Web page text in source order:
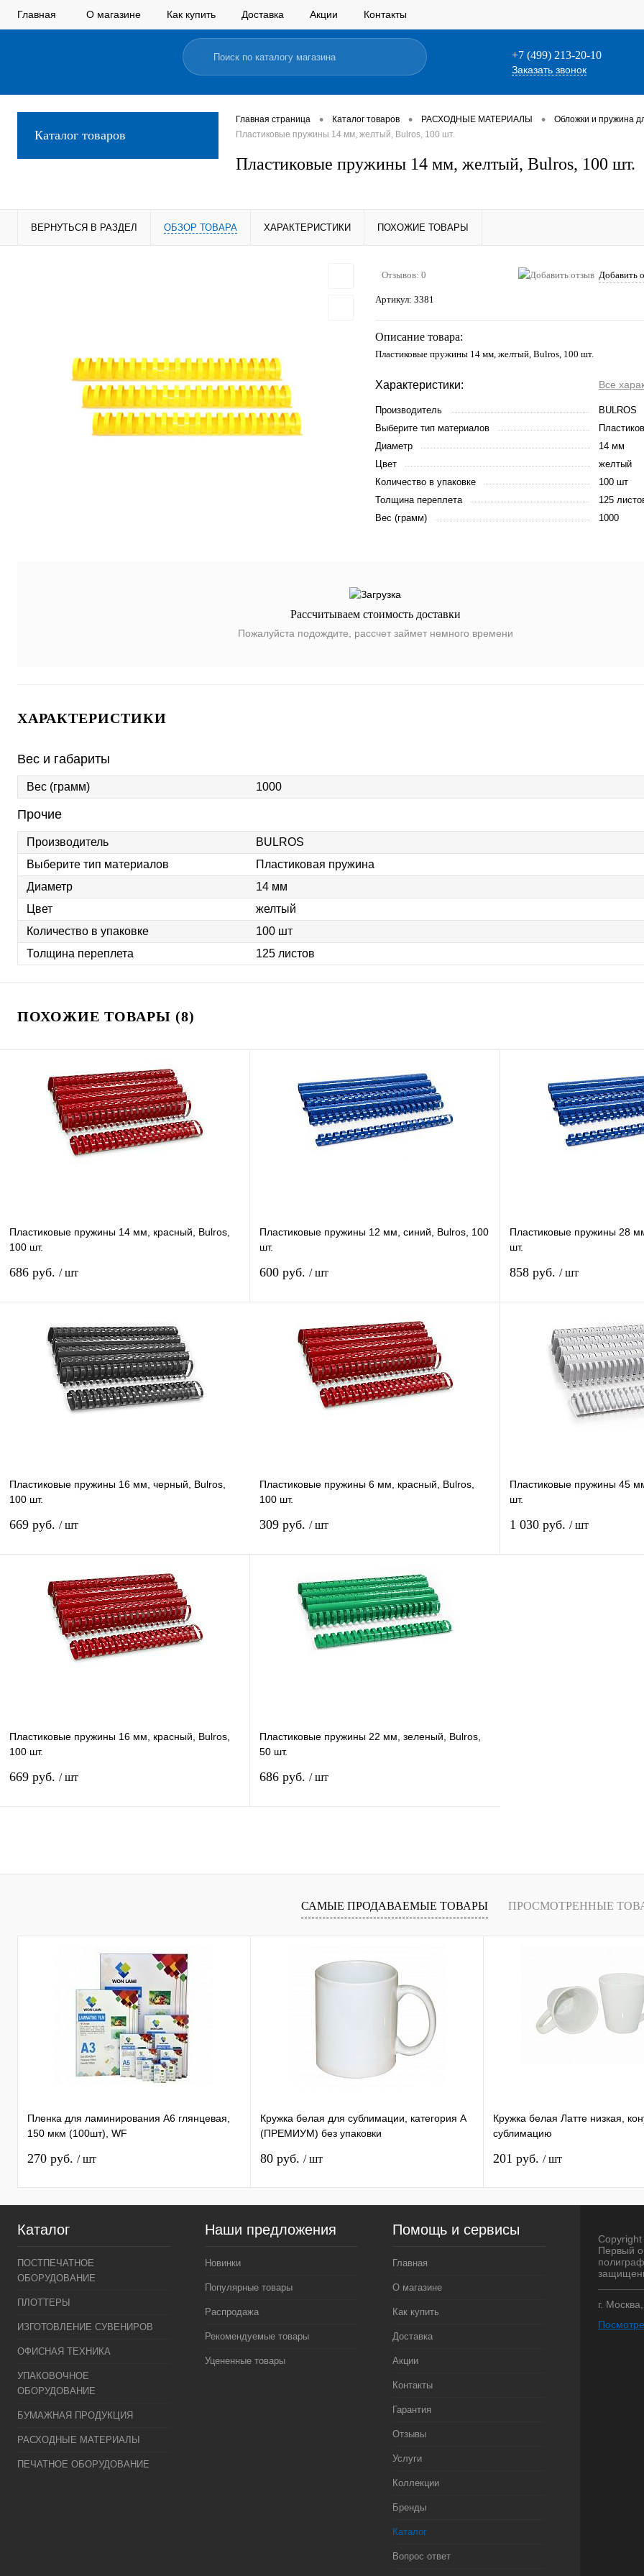
Главная О магазине Как купить Доставка Акции Контакты
+7 (499) 213-20-10
Заказать звонок
Каталог товаров
Главная страница • Каталог товаров • РАСХОДНЫЕ МАТЕРИАЛЫ • Обложки и пружина
Пластиковые пружины 14 мм, желтый, Bulros, 100 шт.
Пластиковые пружины 14 мм, желтый, Bulros, 100 шт.
ВЕРНУТЬСЯ В РАЗДЕЛ ОБЗОР ТОВАРА ХАРАКТЕРИСТИКИ ПОХОЖИЕ ТОВАРЫ
Отзывов: 0 Добавить
Артикул: 3381
Описание товара:
Пластиковые пружины 14 мм, желтый, Bulros, 100 шт.
Характеристики: Все
Производитель
BULROS
Выберите тип материалов
Диаметр
14 мм
Цвет
желтый
Количество в упаковке
100 шт
Толщина переплета
125
Вес (грамм)
1000
Рассчитываем стоимость доставки
Пожалуйста подождите, рассчет займет немного времени
ХАРАКТЕРИСТИКИ
Вес и габариты
Вес (грамм) 1000
Прочие
Производитель
BULROS
Выберите тип материалов
Пластиковая пружина
Диаметр
14 мм
Цвет
желтый
Количество в упаковке
100 шт
Толщина переплета
125 листов
ПОХОЖИЕ ТОВАРЫ (8)
Пластиковые пружины 14 мм, красный, Bulros,
100 шт.
686 руб. / шт
В корзину
Купить в 1 клик Сравнение
В избранное
В
наличии
Пластиковые пружины 12 мм, синий, Bulros, 100
шт.
600 руб. / шт
В корзину
Купить в 1 клик Сравнение
В
Пластиковые пружины 28
шт.
858 руб. / шт
Купить в 1 клик
Пластиковые пружины 16 мм, черный, Bulros,
100 шт.
669 руб. / шт
В корзину
Купить в 1 клик Сравнение
В
Пластиковые пружины 6 мм, красный, Bulros,
100 шт.
309 руб. / шт
В корзину
Купить в 1 клик Сравнение
В избранное
Пластиковые пружины 45
шт.
1 030 руб. / шт
Пластиковые пружины 16 мм, красный, Bulros,
100 шт.
669 руб. / шт
Купить в 1 клик Сравнение
Пластиковые пружины 22 мм, зеленый, Bulros,
50 шт.
686 руб. / шт
Купить в 1 клик Сравнение
наличии
САМЫЕ ПРОДАВАЕМЫЕ ТОВАРЫ ПРОСМОТРЕННЫЕ
Пленка для ламинирования А6 глянцевая,
150 мкм (100шт), WF
270 руб. / шт
Кружка белая для сублимации, категория А
(ПРЕМИУМ) без упаковки
80 руб. / шт
Кружка белая Латте низкая,
сублимацию
201 руб. / шт
Каталог
ПОСТПЕЧАТНОЕ
ОБОРУДОВАНИЕ
ПЛОТТЕРЫ
ИЗГОТОВЛЕНИЕ СУВЕНИРОВ
ОФИСНАЯ ТЕХНИКА
УПАКОВОЧНОЕ
ОБОРУДОВАНИЕ
БУМАЖНАЯ ПРОДУКЦИЯ
РАСХОДНЫЕ МАТЕРИАЛЫ
ПЕЧАТНОЕ ОБОРУДОВАНИЕ
Наши предложения
Новинки
Популярные товары
Распродажа
Рекомендуемые товары
Уцененные товары
Помощь и сервисы
Главная
О магазине
Как купить
Доставка
Акции
Контакты
Гарантия
Отзывы
Услуги
Коллекции
Бренды
Каталог
Вопрос ответ
Первый
г.